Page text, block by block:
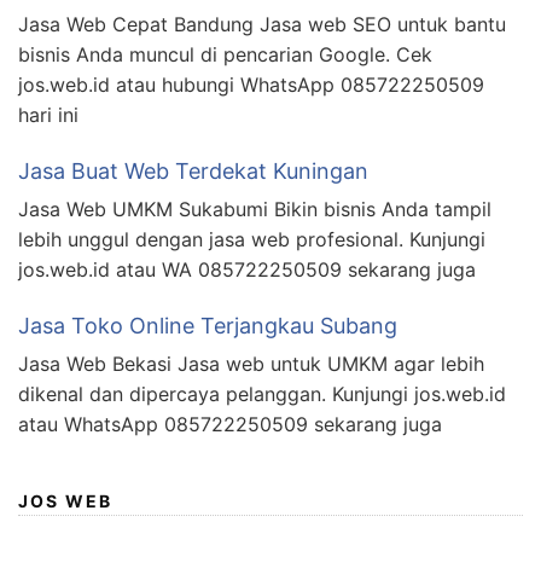
Jasa Web Cepat Bandung Jasa web SEO untuk bantu
bisnis Anda muncul di pencarian Google. Cek
jos.web.id atau hubungi WhatsApp 085722250509
hari ini
Jasa Buat Web Terdekat Kuningan
Jasa Web UMKM Sukabumi Bikin bisnis Anda tampil
lebih unggul dengan jasa web profesional. Kunjungi
jos.web.id atau WA 085722250509 sekarang juga
Jasa Toko Online Terjangkau Subang
Jasa Web Bekasi Jasa web untuk UMKM agar lebih
dikenal dan dipercaya pelanggan. Kunjungi jos.web.id
atau WhatsApp 085722250509 sekarang juga
JOS WEB